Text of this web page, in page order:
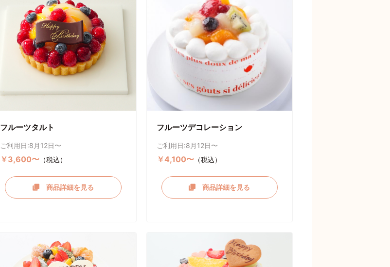
フルーツタルト
ご利用日:8月12日〜
￥3,600〜 （税込）
商品詳細を見る
フルーツデコレーション
ご利用日:8月12日〜
￥4,100〜（税込）
商品詳細を見る